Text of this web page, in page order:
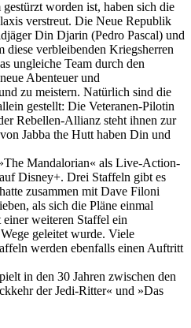
worden ist, haben sich die
verstreut. Die Neue Republik
Din Djarin (Pedro Pascal) und
diese verbleibenden Kriegsherren
ungleiche Team durch den
Abenteuer und
zu meistern. Natürlich sind die
gestellt: Die Veteranen-Pilotin
Rebellen-Allianz steht ihnen zur
Jabba the Hutt haben Din und
Mandalorian« als Live-Action-
Disney+. Drei Staffeln gibt es
zusammen mit Dave Filoni
als sich die Pläne einmal
weiteren Staffel ein
geleitet wurde. Viele
werden ebenfalls einen Auftritt
in den 30 Jahren zwischen den
der Jedi-Ritter« und »Das